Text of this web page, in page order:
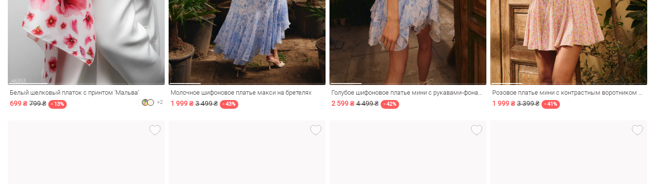
Белый шелковый платок с принтом 'Мальва'
699 ₴ 799 ₴ - 13% +2
Молочное шифоновое платье макси на бретелях
1 999 ₴ 3 499 ₴ - 43%
Голубое шифоновое платье мини с рукавами-фонариками
2 599 ₴ 4 499 ₴ - 42%
Розовое платье мини с контрастным воротником и бантиками
1 999 ₴ 3 399 ₴ - 41%